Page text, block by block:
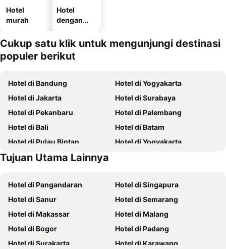
Hotel
murah
Hotel
dengan
parkir
Cukup satu klik untuk mengunjungi destinasi
populer berikut
Hotel di Bandung
Hotel di Yogyakarta
Hotel di Jakarta
Hotel di Surabaya
Hotel di Pekanbaru
Hotel di Palembang
Hotel di Bali
Hotel di Batam
Hotel di Pulau Bintan
Hotel di Yogyakarta
Hotel di Pulau Samosir
Tujuan Utama Lainnya
Hotel di Pangandaran
Hotel di Singapura
Hotel di Sanur
Hotel di Semarang
Hotel di Makassar
Hotel di Malang
Hotel di Bogor
Hotel di Padang
Hotel di Surakarta
Hotel di Karawang